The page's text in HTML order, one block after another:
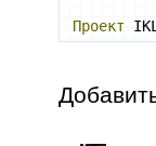
Проект